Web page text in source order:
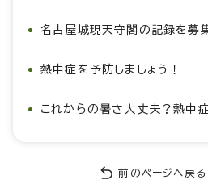
名古屋城現天守閣の記録を募
熱中症を予防しましょう！
これからの暑さ大丈夫？熱中
前のページへ戻る